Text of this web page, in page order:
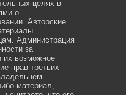
целях в
о
Авторские
Администрация
за
их возможное
прав третьих
материал,